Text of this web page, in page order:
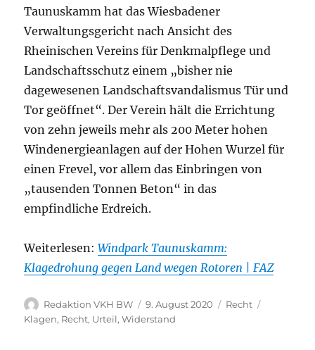
Taunuskamm hat das Wiesbadener
Verwaltungsgericht nach Ansicht des
Rheinischen Vereins für Denkmalpflege und
Landschaftsschutz einem „bisher nie
dagewesenen Landschaftsvandalismus Tür und
Tor geöffnet“. Der Verein hält die Errichtung
von zehn jeweils mehr als 200 Meter hohen
Windenergieanlagen auf der Hohen Wurzel für
einen Frevel, vor allem das Einbringen von
„tausenden Tonnen Beton“ in das
empfindliche Erdreich.
Weiterlesen:Windpark Taunuskamm:
Klagedrohung gegen Land wegen Rotoren | FAZ
Autor
Redaktion VKH BW
Veröffentlicht
am
9. August 2020 Kategorien
Recht
Klagen, Recht, Urteil,Widerstand